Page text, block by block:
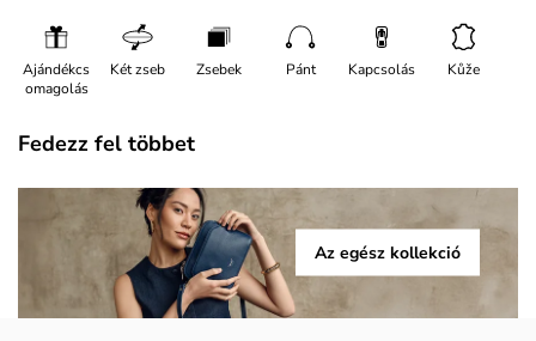
Ajándékcs
omagolás
Két zseb Zsebek Pánt Kapcsolás Kůže
Fedezz fel többet
Az egész kollekció